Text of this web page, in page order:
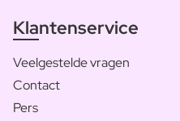
Klantenservice
Veelgestelde vragen
Contact
Pers